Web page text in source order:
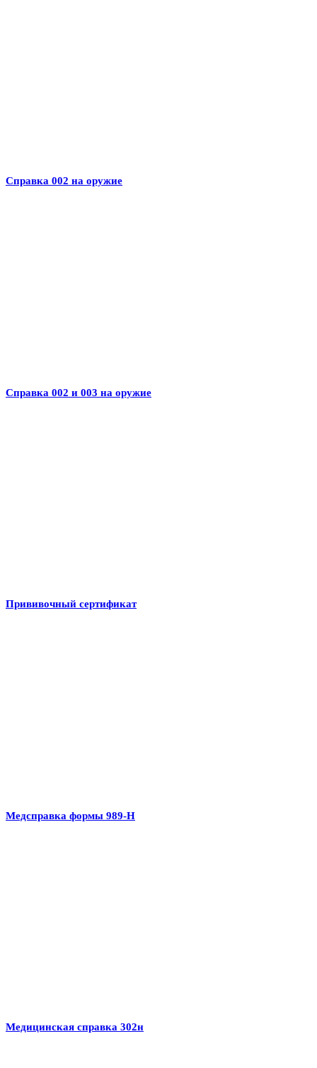
Справка 002 на оружие
Справка 002 и 003 на оружие
Прививочный сертификат
Медсправка формы 989-Н
Медицинская справка 302н